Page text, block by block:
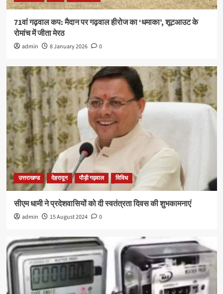
71वां गढ़वाल कप: मैदान पर गढ़वाल हीरोज का ‘धमाका’, शूटआउट के
रोमांच में जीता मेरठ
admin 8 January 2026 0
उत्तराखण्ड देहरादून पौड़ी गढ़वाल विविध
सीएम धामी ने प्रदेशवासियों को दी स्वतंत्रता दिवस की शुभकामनाएं
admin 15 August 2024 0